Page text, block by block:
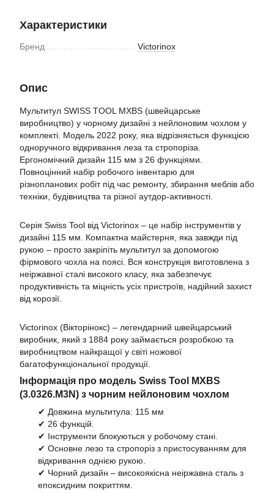
Характеристики
Бренд Victorinox
Опис
Мультитул SWISS TOOL MXBS (швейцарське
виробництво) у чорному дизайні з нейлоновим чохлом у
комплекті. Модель 2022 року, яка відрізняється функцією
одноручного відкривання леза та стропоріза.
Ергономічний дизайн 115 мм з 26 функціями.
Повноцінний набір робочого інвентарю для
різнопланових робіт під час ремонту, збирання меблів або
техніки, будівництва та різної аутдор-активності.
Серія Swiss Tool від Victorinox – це набір інструментів у
дизайні 115 мм. Компактна майстерня, яка завжди під
рукою – просто закріпіть мультитул за допомогою
фірмового чохла на поясі. Вся конструкція виготовлена з
неіржавної сталі високого класу, яка забезпечує
продуктивність та міцність усіх пристроїв, надійний захист
від корозії.
Victorinox (Вікторінокс) – легендарний швейцарський
виробник, який з 1884 року займається розробкою та
виробництвом найкращої у світі ножової
багатофункціональної продукції.
Інформація про модель Swiss Tool MXBS
(3.0326.M3N) з чорним нейлоновим чохлом
✔ Довжина мультитула: 115 мм
✔ 26 функцій.
✔ Інструменти блокуються у робочому стані.
✔ Основне лезо та стропоріз з пристосуванням для
відкривання однією рукою.
✔ Чорний дизайн – високоякісна неіржавна сталь з
епоксидним покриттям.